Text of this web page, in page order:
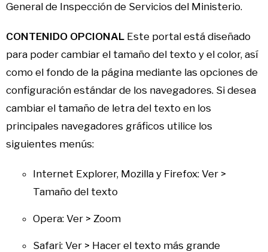
General de Inspección de Servicios del Ministerio.
CONTENIDO OPCIONAL Este portal está diseñado
para poder cambiar el tamaño del texto y el color, así
como el fondo de la página mediante las opciones de
configuración estándar de los navegadores. Si desea
cambiar el tamaño de letra del texto en los
principales navegadores gráficos utilice los
siguientes menús:
Internet Explorer, Mozilla y Firefox: Ver >
Tamaño del texto
Opera: Ver > Zoom
Safari: Ver > Hacer el texto más grande